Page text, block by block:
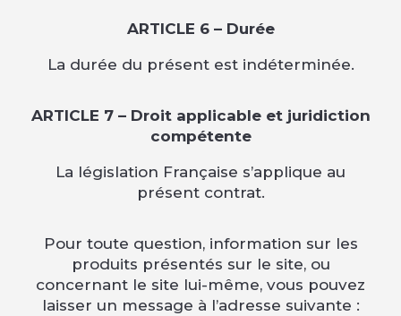
ARTICLE 6 – Durée
La durée du présent est indéterminée.
ARTICLE 7 – Droit applicable et juridiction
compétente
La législation Française s’applique au
présent contrat.
Pour toute question, information sur les
produits présentés sur le site, ou
concernant le site lui-même, vous pouvez
laisser un message à l’adresse suivante :